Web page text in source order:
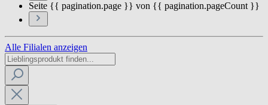
Seite {{ pagination.page }} von {{ pagination.pageCount }}
Alle Filialen anzeigen